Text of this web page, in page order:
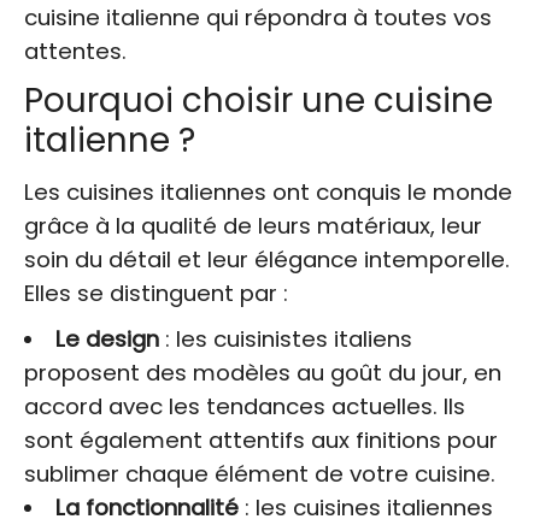
cuisine italienne qui répondra à toutes vos
attentes.
Pourquoi choisir une cuisine
italienne ?
Les cuisines italiennes ont conquis le monde
grâce à la qualité de leurs matériaux, leur
soin du détail et leur élégance intemporelle.
Elles se distinguent par :
Le design: les cuisinistes italiens
proposent des modèles au goût du jour, en
accord avec les tendances actuelles. Ils
sont également attentifs aux finitions pour
sublimer chaque élément de votre cuisine.
La fonctionnalité: les cuisines italiennes